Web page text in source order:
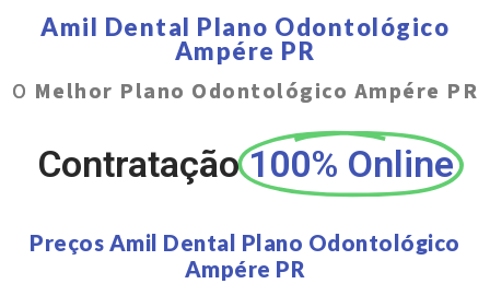
Amil Dental Plano Odontológico
Ampére PR
O Melhor Plano Odontológico Ampére PR
Contratação 100% Online
Preços Amil Dental Plano Odontológico
Ampére PR